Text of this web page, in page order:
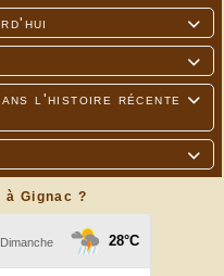



l'histoire récente

à Gignac ?